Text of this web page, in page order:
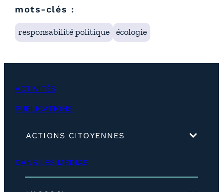
mots-clés :
responsabilité politique écologie
ACTIVITÉS
PUBLICATIONS
ACTIONS CITOYENNES
DANS LES MÉDIAS